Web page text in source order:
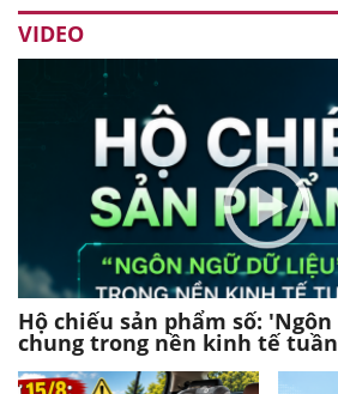
VIDEO
Hộ chiếu sản phẩm số:
chung trong nền kinh tế